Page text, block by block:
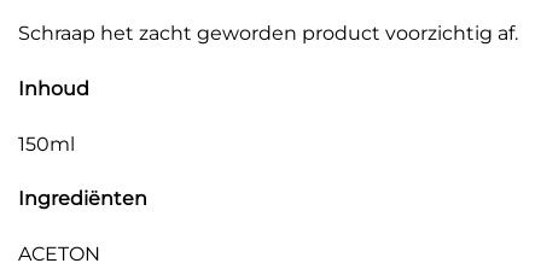
Schraap het zacht geworden product voorzichtig af.
Inhoud
150ml
Ingrediënten
ACETON